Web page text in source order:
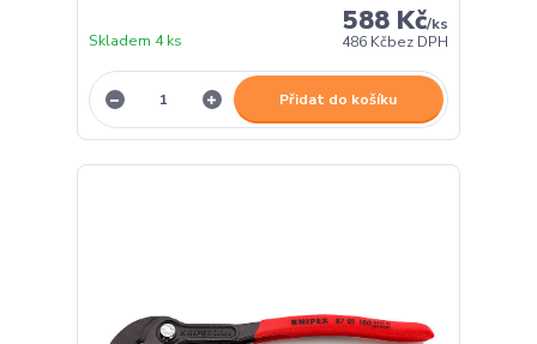
588 Kč/ks
486 Kčbez DPH
Skladem 4 ks
Přidat do košíku